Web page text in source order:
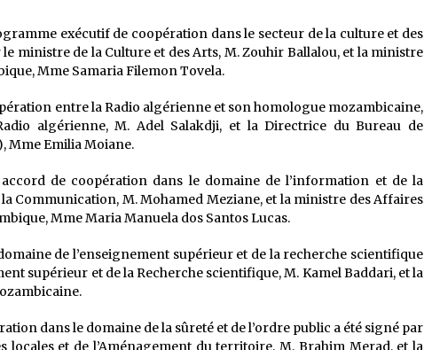
exécutif de coopération dans le secteur de la culture et des
ministre de la Culture et des Arts, M. Zouhir Ballalou, et la ministre
Mme Samaria Filemon Tovela.
entre la Radio algérienne et son homologue mozambicaine,
algérienne, M. Adel Salakdji, et la Directrice du Bureau de
Mme Emilia Moiane.
de coopération dans le domaine de l’information et de la
Communication, M. Mohamed Meziane, et la ministre des Affaires
Mme Maria Manuela dos Santos Lucas.
de l’enseignement supérieur et de la recherche scientifique
supérieur et de la Recherche scientifique, M. Kamel Baddari, et la
dans le domaine de la sûreté et de l’ordre public a été signé par
locales et de l’Aménagement du territoire, M. Brahim Merad, et la